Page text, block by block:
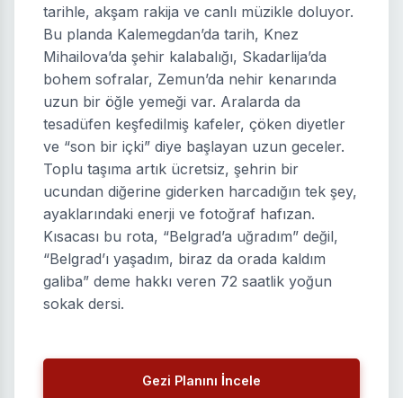
tarihle, akşam rakija ve canlı müzikle doluyor.
Bu planda Kalemegdan’da tarih, Knez
Mihailova’da şehir kalabalığı, Skadarlija’da
bohem sofralar, Zemun’da nehir kenarında
uzun bir öğle yemeği var. Aralarda da
tesadüfen keşfedilmiş kafeler, çöken diyetler
ve “son bir içki” diye başlayan uzun geceler.
Toplu taşıma artık ücretsiz, şehrin bir
ucundan diğerine giderken harcadığın tek şey,
ayaklarındaki enerji ve fotoğraf hafızan.
Kısacası bu rota, “Belgrad’a uğradım” değil,
“Belgrad’ı yaşadım, biraz da orada kaldım
galiba” deme hakkı veren 72 saatlik yoğun
sokak dersi.
Gezi Planını İncele